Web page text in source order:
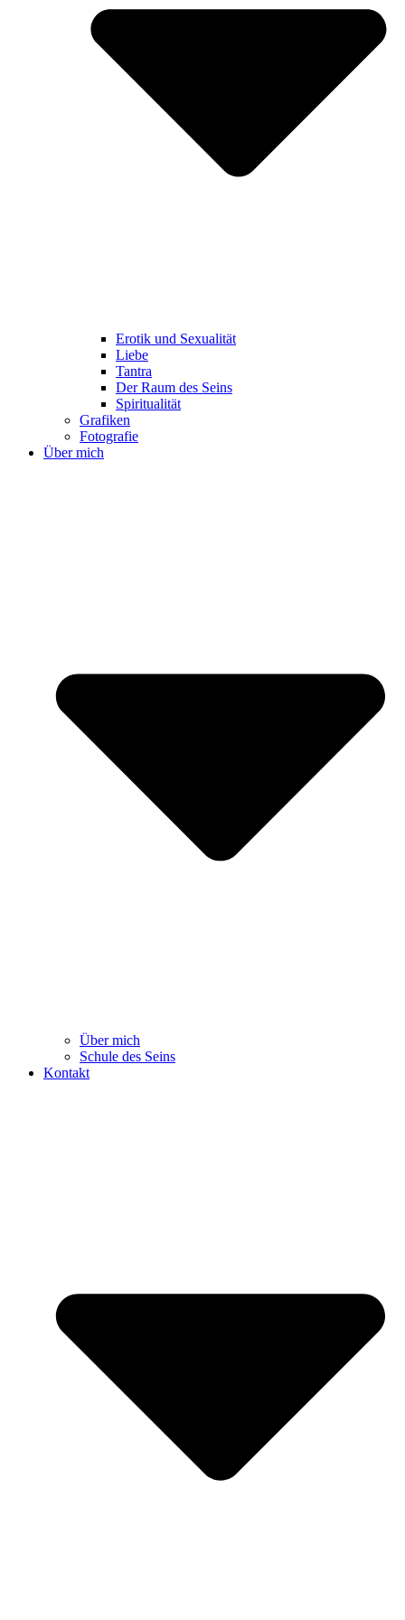
Erotik und Sexualität
Liebe
Tantra
Der Raum des Seins
Spiritualität
Grafiken
Fotografie
Über mich
Über mich
Schule des Seins
Kontakt